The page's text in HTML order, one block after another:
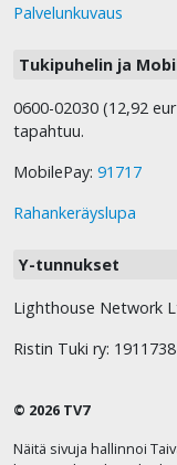
Palvelunkuvaus
Tukipuhelin ja
0600-02030 (12,92
tapahtuu.
MobilePay: 91717
Rahankeräyslupa
Y-tunnukset
Lighthouse Network
Ristin Tuki ry:
© 2026 TV7
Näitä sivuja hallinnoi